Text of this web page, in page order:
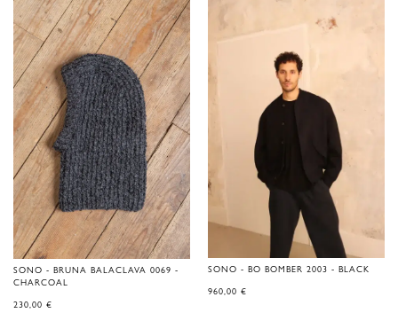
SONO - BRUNA BALACLAVA 0069 -
CHARCOAL
230,00 €
SONO - BO BOMBER 2003 - BLACK
960,00 €